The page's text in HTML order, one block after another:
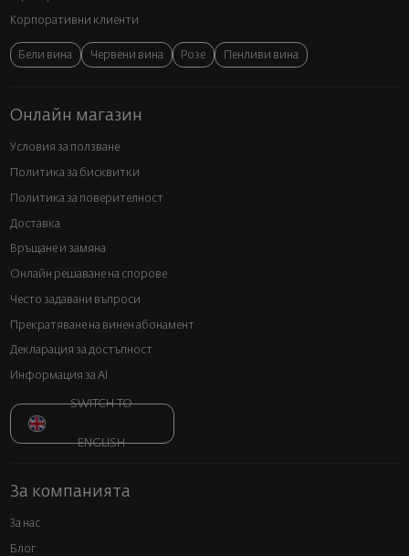
Корпоративни клиенти
Бели вина Червени вина Розе Пенливи вина
Онлайн магазин
Условия за ползване
Политика за бисквитки
Политика за поверителност
Доставка
Връщане и замяна
Онлайн решаване на спорове
Често задавани въпроси
Прекратяване на винен абонамент
Декларация за достъпност
Информация за AI
SWITCH TO
ENGLISH
За компанията
За нас
Блог